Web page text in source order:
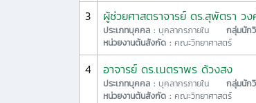
3 ผู้ช่วยศาสตราจารย์ ดร.สุพัตรา วง
ประเภทบุคคล : บุคลากรภายใน กลุ่มนัก
หน่วยงานต้นสังกัด : คณะวิทยาศาสตร์
4 อาจารย์ ดร.เนตราพร ด้วงสง
ประเภทบุคคล : บุคลากรภายใน กลุ่มนัก
หน่วยงานต้นสังกัด : คณะวิทยาศาสตร์